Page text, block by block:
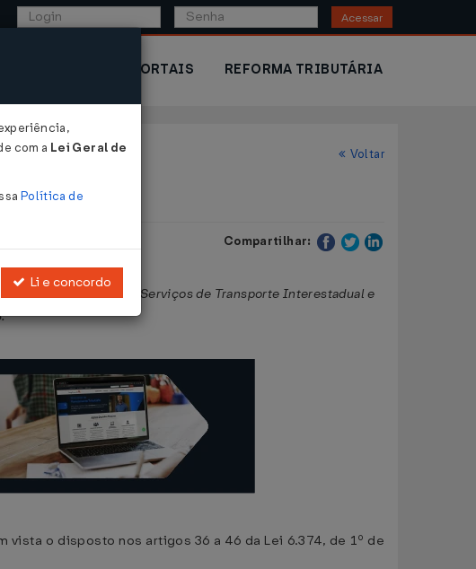
Acessar
EXTERIOR PORTAIS REFORMA TRIBUTÁRIA
Voltar
Compartilhar:
sobre Prestações de Serviços de Transporte Interestadual e
o disposto nos artigos 36 a 46 da Lei 6.374, de 1º de
com a Lei Geral de
Política de
Li e concordo